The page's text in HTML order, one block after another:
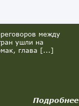
между
ушли на
глава [...]
Подробнее